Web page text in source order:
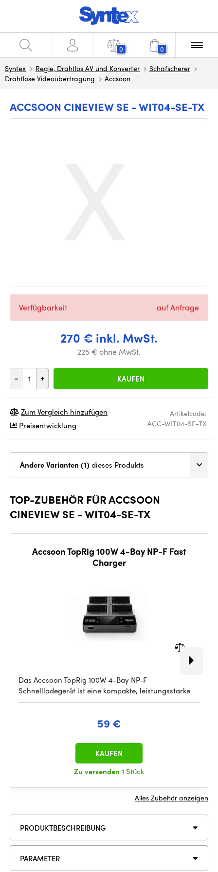
0 0
Syntex Regie, Drahtlos AV und Konverter
Schafscherer
Drahtlose Videoübertragung
Accsoon
ACCSOON CINEVIEW SE - WIT04-SE-TX
270 € inkl. MwSt.
225 € ohne MwSt.
- + KAUFEN
Verfügbarkeit auf Anfrage
Artikelcode:
ACC-WIT04-SE-TX
Zum Vergleich hinzufügen
Preisentwicklung
Andere Varianten (1) dieses Produkts
TOP-ZUBEHÖR FÜR ACCSOON
CINEVIEW SE - WIT04-SE-TX
Accsoon TopRig 100W 4-Bay NP-F Fast
Charger
Das Accsoon TopRig 100W 4-Bay NP-F
Schnellladegerät ist eine kompakte, leistungsstarke
59 €
Zu versenden 1 Stück
KAUFEN
Alles Zubehör anzeigen
PRODUKTBESCHREIBUNG
PARAMETER